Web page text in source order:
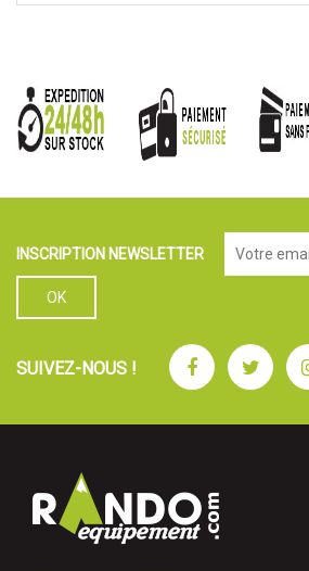
INSCRIPTION NEWSLETTER
SUIVEZ-NOUS ! Facebook